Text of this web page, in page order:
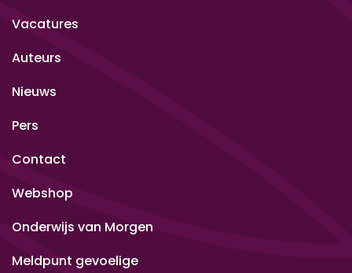
Vacatures
Auteurs
Nieuws
Pers
Contact
Webshop
Onderwijs van Morgen
Meldpunt gevoelige